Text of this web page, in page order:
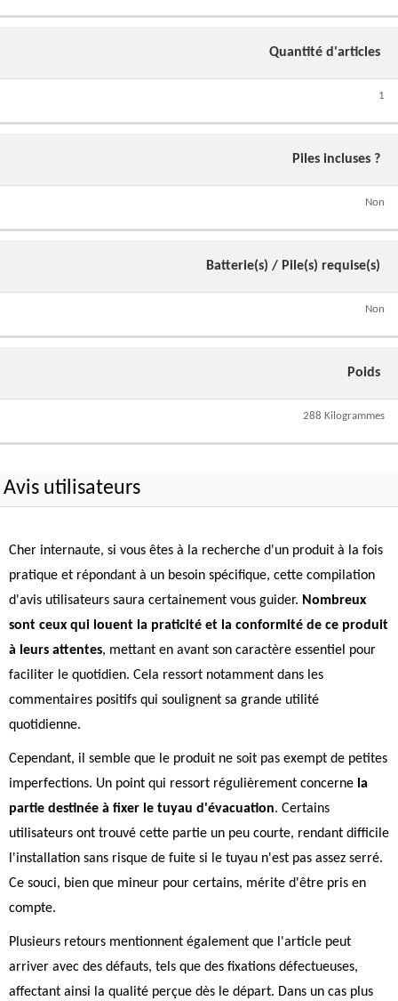
Quantité d'articles
1
Piles incluses ?
Non
Batterie(s) / Pile(s) requise(s)
Non
Poids
288 Kilogrammes
Avis utilisateurs
Cher internaute, si vous êtes à la recherche d'un produit à la fois
pratique et répondant à un besoin spécifique, cette compilation
d'avis utilisateurs saura certainement vous guider. Nombreux
sont ceux qui louent la praticité et la conformité de ce produit
à leurs attentes, mettant en avant son caractère essentiel pour
faciliter le quotidien. Cela ressort notamment dans les
commentaires positifs qui soulignent sa grande utilité
quotidienne.
Cependant, il semble que le produit ne soit pas exempt de petites
imperfections. Un point qui ressort régulièrement concerne la
partie destinée à fixer le tuyau d'évacuation. Certains
utilisateurs ont trouvé cette partie un peu courte, rendant difficile
l'installation sans risque de fuite si le tuyau n'est pas assez serré.
Ce souci, bien que mineur pour certains, mérite d'être pris en
compte.
Plusieurs retours mentionnent également que l'article peut
arriver avec des défauts, tels que des fixations défectueuses,
affectant ainsi la qualité perçue dès le départ. Dans un cas plus